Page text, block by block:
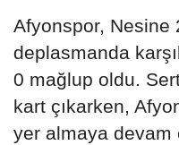
Afyonspor, Nesine
deplasmanda
0 mağlup oldu.
kart çıkarken,
yer almaya devam